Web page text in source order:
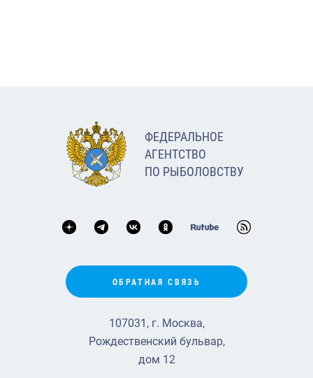
ФЕДЕРАЛЬНОЕ
АГЕНТСТВО
ПО РЫБОЛОВСТВУ
ОБРАТНАЯ СВЯЗЬ
107031, г. Москва,
Рождественский бульвар,
дом 12